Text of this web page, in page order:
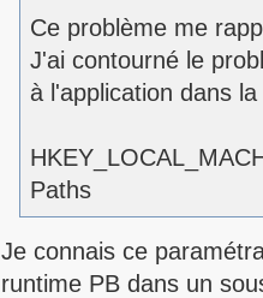
Ce problème me
J'ai contourné le
à l'application dans
Paths
Je connais ce
runtime PB dans un